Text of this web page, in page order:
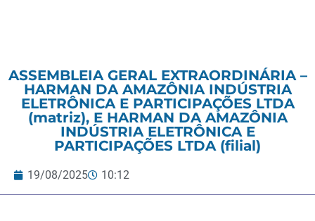
ASSEMBLEIA GERAL EXTRAORDINÁRIA –
HARMAN DA AMAZÔNIA INDÚSTRIA
ELETRÔNICA E PARTICIPAÇÕES LTDA
(matriz), E HARMAN DA AMAZÔNIA
INDÚSTRIA ELETRÔNICA E
PARTICIPAÇÕES LTDA (filial)
19/08/2025 10:12